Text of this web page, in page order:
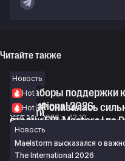
Читайте также
Новость
Все наборы поддержки
International 2026
6 авг. 2026 г., 12:10
Hot
Level UP оказалась
стадии EPL Masters I по
6 авг. 2026 г., 11:38
Hot
Завтра откроется
The International 2026
6 авг. 2026 г., 09:56
Новости
Новость
Maelstorm высказался о
The International 2026